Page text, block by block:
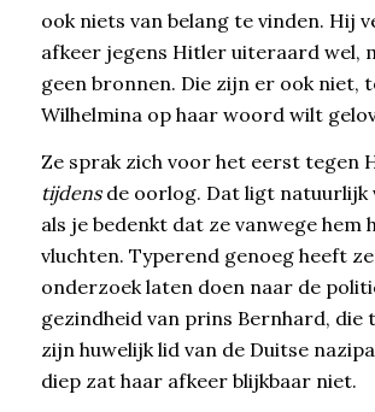
ook niets van belang te vinden. Hij
afkeer jegens Hitler uiteraard wel,
geen bronnen. Die zijn er ook niet,
Wilhelmina op haar woord wilt
Ze sprak zich voor het eerst tegen
tijdensde oorlog. Dat ligt natuurlijk
als je bedenkt dat ze vanwege hem
vluchten. Typerend genoeg heeft
onderzoek laten doen naar de
gezindheid van prins Bernhard, die
zijn huwelijk lid van de Duitse
diep zat haar afkeer blijkbaar niet.